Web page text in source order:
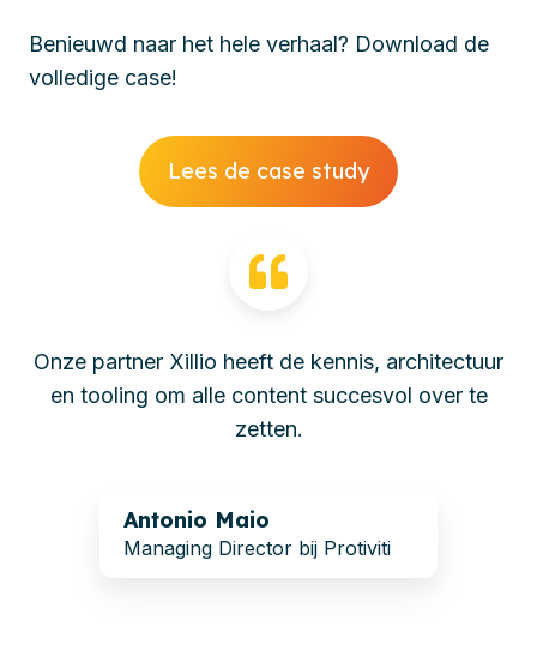
Benieuwd naar het hele verhaal? Download de
volledige case!
Lees de case study
Onze partner Xillio heeft de kennis, architectuur
en tooling om alle content succesvol over te
zetten.
Antonio Maio
Managing Director bij Protiviti